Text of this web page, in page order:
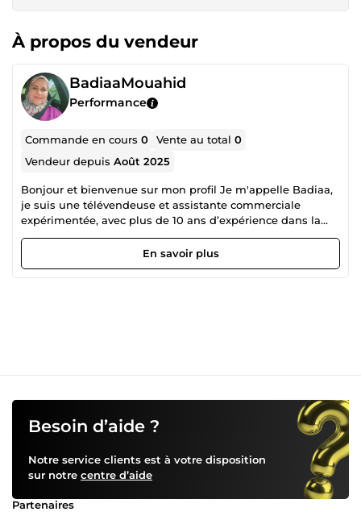
À propos du vendeur
BadiaaMouahid
Performance
Commande en cours0 Vente au total0
Vendeur depuisAoût 2025
Bonjour et bienvenue sur mon profil Je m'appelle Badiaa,
je suis une télévendeuse et assistante commerciale
expérimentée, avec plus de 10 ans d’expérience dans la
prospection téléphonique, la prise de rendez-vous
qualifiés, la gestion de la relation client et le service après-
vente. Je suis spécialisée dans les marchés francophones,
irréprochable à chaque échange. 🛠 Ce que je peux faire
pour vous : 📧 Réponse aux e-mails (questions, demandes,
réclamations) ****Voix Off pour vos pub, et projet voix 💬
professionnalisme 📝 Prise en charge des réclamations de
A à Z 📊 Suivi des retours clients (verbatims) pour
améliorer la satisfaction 🤝 Service clientèle bilingue :
français + arabe 🕘 Disponibilité adaptée à votre fuseau
En savoir plus
Besoin d’aide ?
Notre service clients est à votre disposition
sur notre centre d’aide
Partenaires